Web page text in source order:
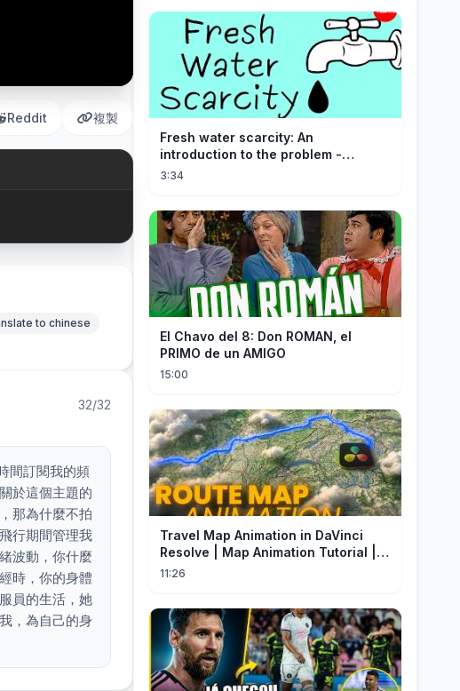
Reddit 複製
to chinese
32/32
間訂閱我的頻
於這個主題的
那為什麼不拍
行期間管理我
波動，你什麼
時，你的身體
員的生活，她
，為自己的身
Fresh water scarcity: An
introduction to the problem -
Christiana Z. Peppard
3:34
El Chavo del 8: Don ROMAN, el
PRIMO de un AMIGO
15:00
Travel Map Animation in DaVinci
Resolve | Map Animation Tutorial |
Edit Craft
11:26